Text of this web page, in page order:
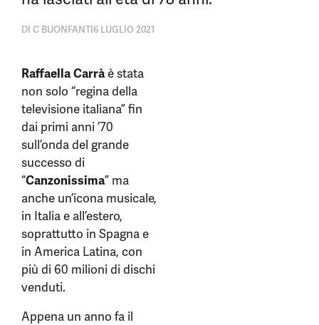
DI C BUONFANTI6 LUGLIO 2021
Raffaella Carràè stata
non solo “regina della
televisione italiana” fin
dai primi anni ’70
sull’onda del grande
successo di
“Canzonissima” ma
anche un’icona musicale,
in Italia e all’estero,
soprattutto in Spagna e
in America Latina, con
più di 60 milioni di dischi
venduti.
Appena un anno fa il